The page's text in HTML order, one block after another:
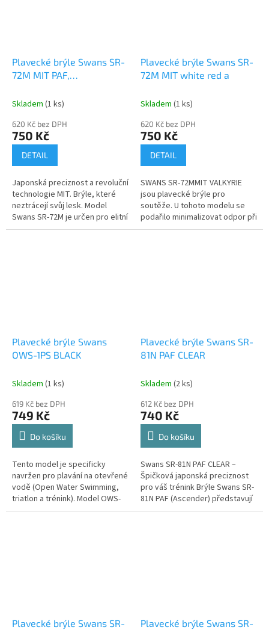
Plavecké brýle Swans SR-
72M MIT PAF,
Skladem (1 ks)
620 Kč bez DPH
750 Kč
DETAIL
Japonská preciznost a revoluční
technologie MIT. Brýle, které
neztrácejí svůj lesk. Model
Swans SR-72M je určen pro elitní
závodníky a náročné
Plavecké brýle Swans SR-
72M MIT white red a
Skladem (1 ks)
620 Kč bez DPH
750 Kč
DETAIL
SWANS SR-72MMIT VALKYRIE
jsou plavecké brýle pro
soutěže. U tohoto modelu se
podařilo minimalizovat odpor při
proudění vody a poskytuje
Plavecké brýle Swans
OWS-1PS BLACK
Skladem (1 ks)
619 Kč bez DPH
749 Kč
Do košíku
Tento model je specificky
navržen pro plavání na otevřené
vodě (Open Water Swimming,
triatlon a trénink). Model OWS-
1PS klade důraz na maximální
Plavecké brýle Swans SR-
81N PAF CLEAR
Skladem (2 ks)
612 Kč bez DPH
740 Kč
Do košíku
Swans SR-81N PAF CLEAR –
Špičková japonská preciznost
pro váš trénink Brýle Swans SR-
81N PAF (Ascender) představují
dokonalou rovnováhu mezi
Plavecké brýle Swans SR-
Plavecké brýle Swans SR-